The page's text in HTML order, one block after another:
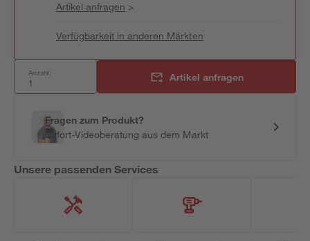
Artikel anfragen >
Verfügbarkeit in anderen Märkten
Anzahl: Artikel anfragen
Fragen zum Produkt?
Sofort-Videoberatung aus dem Markt
Unsere passenden Services